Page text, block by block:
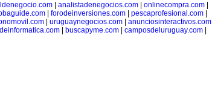
| analistadenegocios.com| onlinecompra.com|
forodeinversiones.com pescaprofesional.com
| uruguaynegocios.com| anunciosinteractivos.com|
| buscapyme.com| camposdeluruguay.com|